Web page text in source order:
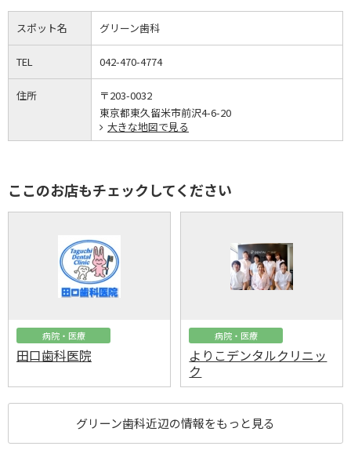
スポット名 グリーン歯科
TEL 042-470-4774
住所
〒203-0032
東京都東久留米市前沢4-6-20
大きな地図で見る
ここのお店もチェックしてください
病院・医療
田口歯科医院
病院・医療
よりこデンタルクリニッ
ク
グリーン歯科近辺の情報をもっと見る